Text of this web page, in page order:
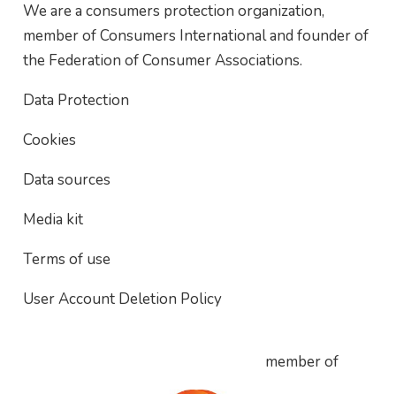
We are a consumers protection organization,
member of Consumers International and founder of
the Federation of Consumer Associations.
Data Protection
Cookies
Data sources
Media kit
Terms of use
User Account Deletion Policy
member of